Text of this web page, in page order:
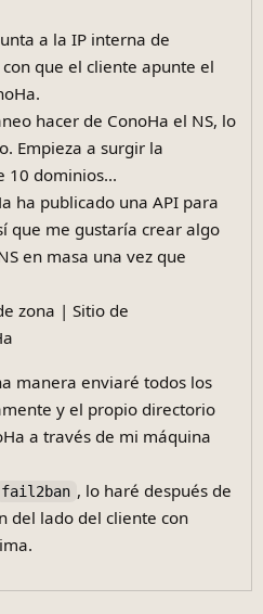
a la IP interna de
que el cliente apunte el
hacer de ConoHa el NS, lo
Empieza a surgir la
10 dominios...
ha publicado una API para
que me gustaría crear algo
en masa una vez que
zona | Sitio de
manera enviaré todos los
y el propio directorio
a través de mi máquina
fail2ban , lo haré después de
del lado del cliente con